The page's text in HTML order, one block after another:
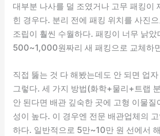
대부분 나사를 덜 조였거나 고무 패킹이
힌 경우다. 분리 전에 패킹 위치를 사진
조립이 훨씬 수월하다. 패킹이 너무 낡았
500~1,000원짜리 새 패킹으로 교체하
직접 뚫는 것 다 해봤는데도 안 되면 업
그렇다. 세 가지 방법(화학+물리+트랩
안 된다면 배관 깊숙한 곳에 고형 이물질
성이 높다. 이 경우엔 전문 배관업체의
하다. 일반적으로 5만~10만 원 선에서